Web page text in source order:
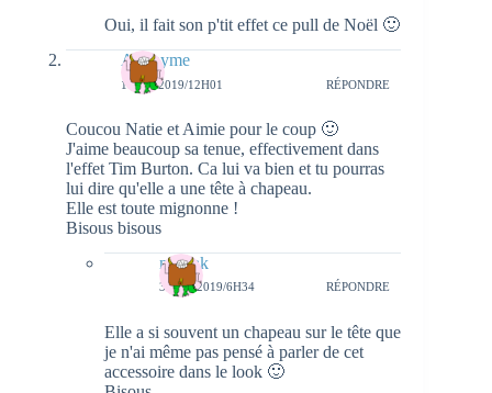
Oui, il fait son p'tit effet ce pull de Noël 🙂
Anonyme
1 MAI 2019/12H01 RÉPONDRE
Coucou Natie et Aimie pour le coup 🙂
J'aime beaucoup sa tenue, effectivement dans
l'effet Tim Burton. Ca lui va bien et tu pourras
lui dire qu'elle a une tête à chapeau.
Elle est toute mignonne !
Bisous bisous
natieak
3 MAI 2019/6H34 RÉPONDRE
Elle a si souvent un chapeau sur le tête que
je n'ai même pas pensé à parler de cet
accessoire dans le look 🙂